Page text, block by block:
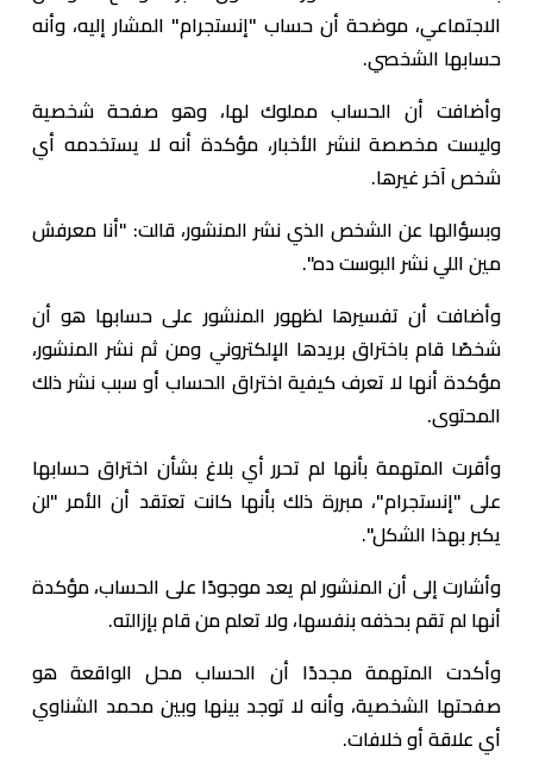
الاجتماعي، موضحة أن حساب "إنستجرام" المشار إليه، وأنه
حسابها الشخصي.
وأضافت أن الحساب مملوك لها، وهو صفحة شخصية
وليست مخصصة لنشر الأخبار، مؤكدة أنه لا يستخدمه أي
شخص آخر غيرها.
وبسؤالها عن الشخص الذي نشر المنشور، قالت: "أنا معرفش
مين اللي نشر البوست ده".
وأضافت أن تفسيرها لظهور المنشور على حسابها هو أن
شخصًا قام باختراق بريدها الإلكتروني ومن ثم نشر المنشور،
مؤكدة أنها لا تعرف كيفية اختراق الحساب أو سبب نشر ذلك
المحتوى.
وأقرت المتهمة بأنها لم تحرر أي بلاغ بشأن اختراق حسابها
على "إنستجرام"، مبررة ذلك بأنها كانت تعتقد أن الأمر "لن
يكبر بهذا الشكل".
وأشارت إلى أن المنشور لم يعد موجودًا على الحساب، مؤكدة
أنها لم تقم بحذفه بنفسها، ولا تعلم من قام بإزالته.
وأكدت المتهمة مجددًا أن الحساب محل الواقعة هو
صفحتها الشخصية، وأنه لا توجد بينها وبين محمد الشناوي
أي علاقة أو خلافات.